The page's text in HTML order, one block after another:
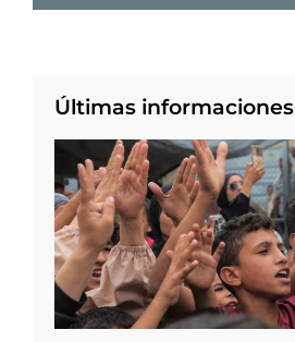
Últimas informaciones